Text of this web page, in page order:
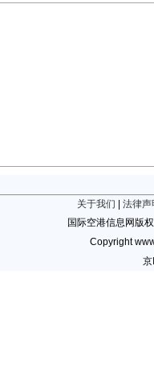
关于我们
法律声
国际空港信息网版
Copyright